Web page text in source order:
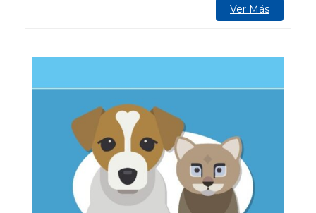
Ver Más